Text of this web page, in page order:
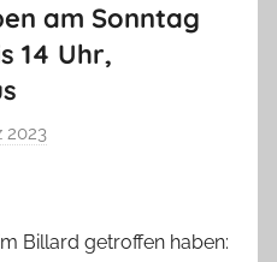
am Sonntag
14 Uhr,
2023
Billard getroffen haben: